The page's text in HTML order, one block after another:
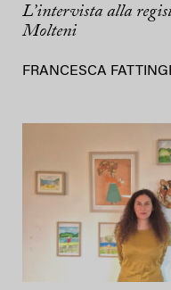
L’intervista alla
Molteni
FRANCESCA